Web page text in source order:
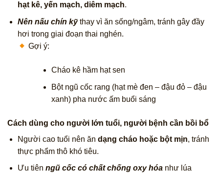
hạt kê, yến mạch, diêm mạch.
Nên nấu chín kỹthay vì ăn sống/ngâm, tránh gây đầy
hơi trong giai đoạn thai nghén.
Gợi ý:
Cháo kê hầm hạt sen
Bột ngũ cốc rang (hạt mè đen – đậu đỏ – đậu
xanh) pha nước ấm buổi sáng
Cách dùng cho người lớn tuổi, người bệnh cần bồi bổ
Người cao tuổi nên ăn dạng cháo hoặc bột mịn, tránh
thực phẩm thô khó tiêu.
Ưu tiên ngũ cốc có chất chống oxy hóanhư lúa